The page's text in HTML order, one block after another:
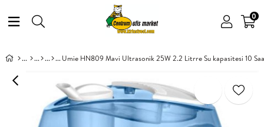
0
Umie HN809 Mavi Ultrasonik 25W 2.2 Litrre Su kapasitesi 10